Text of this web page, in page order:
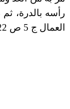
رأسه بالدرة،
العمال ج 5 ص 522